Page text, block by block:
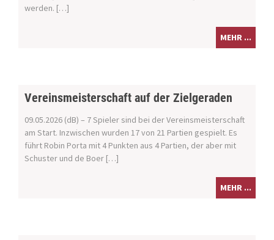
werden. […]
MEHR ...
Vereinsmeisterschaft auf der Zielgeraden
09.05.2026 (dB) – 7 Spieler sind bei der Vereinsmeisterschaft
am Start. Inzwischen wurden 17 von 21 Partien gespielt. Es
führt Robin Porta mit 4 Punkten aus 4 Partien, der aber mit
Schuster und de Boer […]
MEHR ...